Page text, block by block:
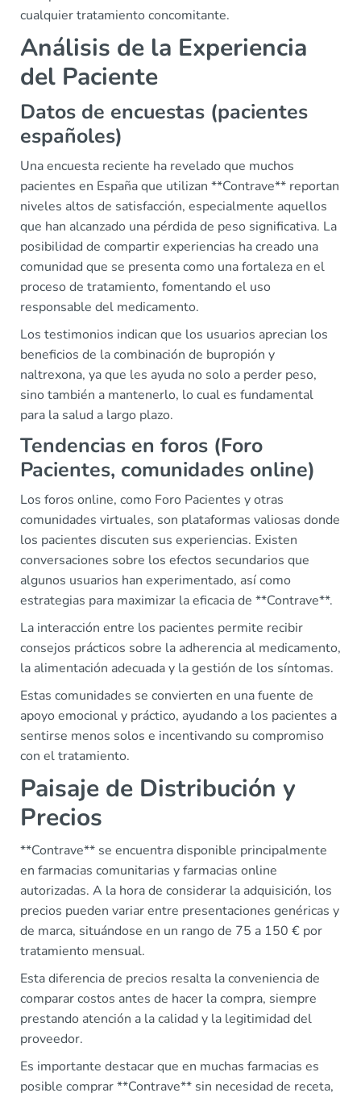
cualquier tratamiento concomitante.
Análisis de la Experiencia
del Paciente
Datos de encuestas (pacientes
españoles)
Una encuesta reciente ha revelado que muchos
pacientes en España que utilizan **Contrave** reportan
niveles altos de satisfacción, especialmente aquellos
que han alcanzado una pérdida de peso significativa. La
posibilidad de compartir experiencias ha creado una
comunidad que se presenta como una fortaleza en el
proceso de tratamiento, fomentando el uso
responsable del medicamento.
Los testimonios indican que los usuarios aprecian los
beneficios de la combinación de bupropión y
naltrexona, ya que les ayuda no solo a perder peso,
sino también a mantenerlo, lo cual es fundamental
para la salud a largo plazo.
Tendencias en foros (Foro
Pacientes, comunidades online)
Los foros online, como Foro Pacientes y otras
comunidades virtuales, son plataformas valiosas donde
los pacientes discuten sus experiencias. Existen
conversaciones sobre los efectos secundarios que
algunos usuarios han experimentado, así como
estrategias para maximizar la eficacia de **Contrave**.
La interacción entre los pacientes permite recibir
consejos prácticos sobre la adherencia al medicamento,
la alimentación adecuada y la gestión de los síntomas.
Estas comunidades se convierten en una fuente de
apoyo emocional y práctico, ayudando a los pacientes a
sentirse menos solos e incentivando su compromiso
con el tratamiento.
Paisaje de Distribución y
Precios
**Contrave** se encuentra disponible principalmente
en farmacias comunitarias y farmacias online
autorizadas. A la hora de considerar la adquisición, los
precios pueden variar entre presentaciones genéricas y
de marca, situándose en un rango de 75 a 150 € por
tratamiento mensual.
Esta diferencia de precios resalta la conveniencia de
comparar costos antes de hacer la compra, siempre
prestando atención a la calidad y la legitimidad del
proveedor.
Es importante destacar que en muchas farmacias es
posible comprar **Contrave** sin necesidad de receta,